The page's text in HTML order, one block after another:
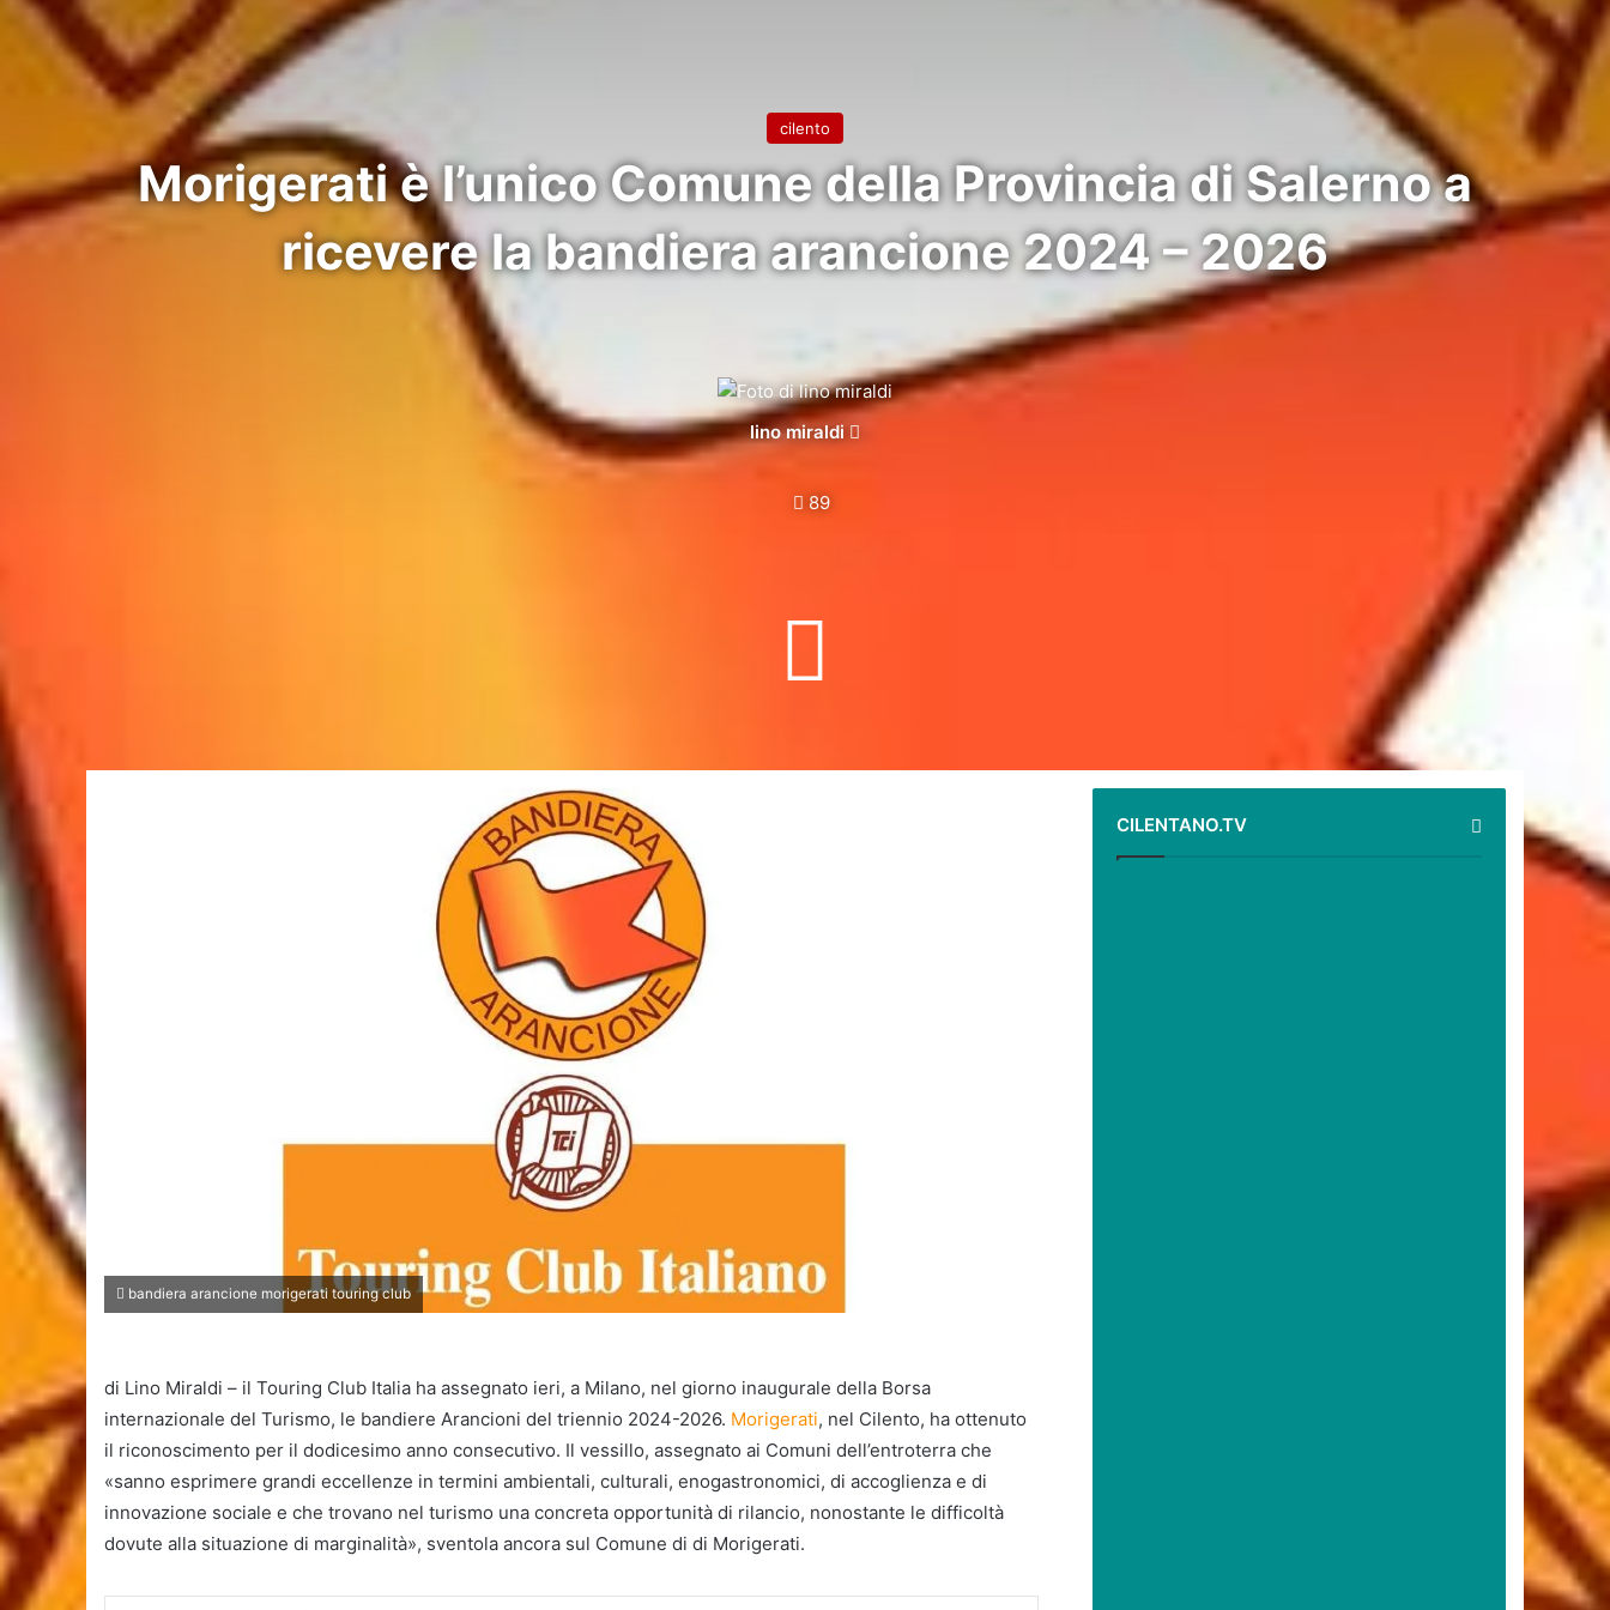
cilento
Morigerati è l’unico Comune della Provincia di Salerno a
ricevere la bandiera arancione 2024 – 2026
lino miraldi
89
bandiera arancione morigerati touring club
di Lino Miraldi – il Touring Club Italia ha assegnato ieri, a Milano, nel giorno inaugurale della Borsa
internazionale del Turismo, le bandiere Arancioni del triennio 2024-2026. Morigerati, nel Cilento, ha ottenuto
il riconoscimento per il dodicesimo anno consecutivo. Il vessillo, assegnato ai Comuni dell’entroterra che
«sanno esprimere grandi eccellenze in termini ambientali, culturali, enogastronomici, di accoglienza e di
innovazione sociale e che trovano nel turismo una concreta opportunità di rilancio, nonostante le difficoltà
dovute alla situazione di marginalità», sventola ancora sul Comune di di Morigerati.
CILENTANO.TV